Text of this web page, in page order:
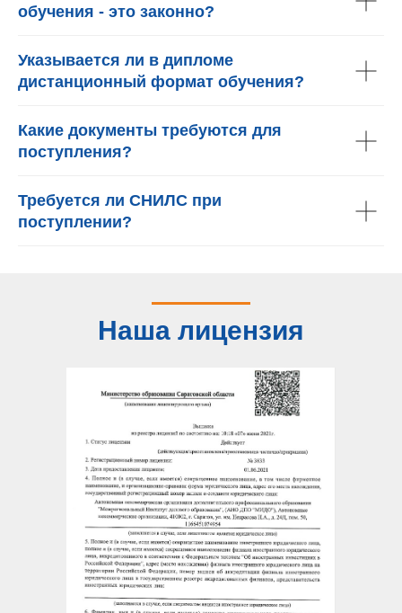
обучения - это законно?
Указывается ли в дипломе
дистанционный формат обучения?
Какие документы требуются для
поступления?
Требуется ли СНИЛС при
поступлении?
Наша лицензия